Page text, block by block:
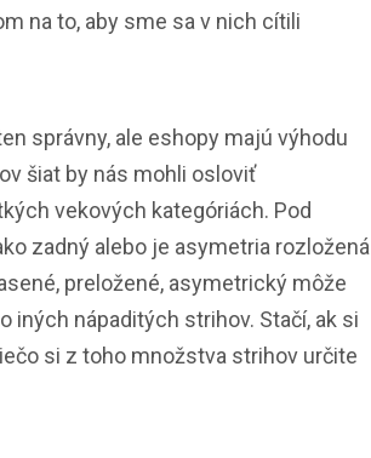
na to, aby sme sa v nich cítili
správny, ale eshopy majú výhodu
šiat by nás mohli osloviť
vekových kategóriách. Pod
zadný alebo je asymetria rozložená
preložené, asymetrický môže
iných nápaditých strihov. Stačí, ak si
si z toho množstva strihov určite